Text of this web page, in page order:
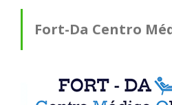
Fort-Da Centro